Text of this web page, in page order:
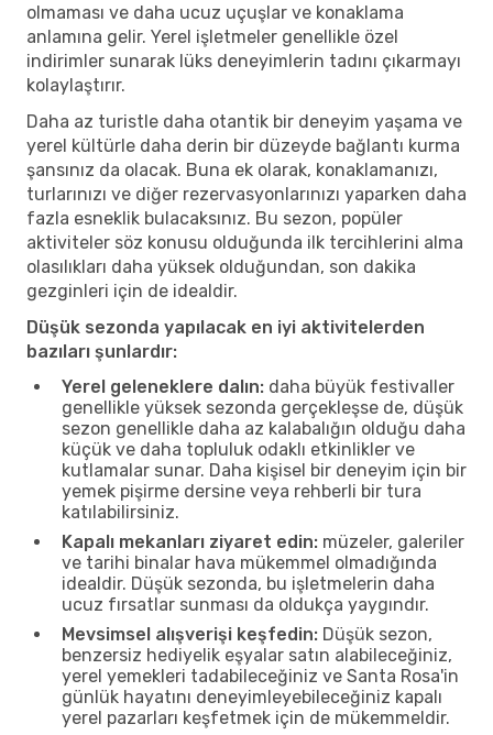
olmaması ve daha ucuz uçuşlar ve konaklama
anlamına gelir. Yerel işletmeler genellikle özel
indirimler sunarak lüks deneyimlerin tadını çıkarmayı
kolaylaştırır.
Daha az turistle daha otantik bir deneyim yaşama ve
yerel kültürle daha derin bir düzeyde bağlantı kurma
şansınız da olacak. Buna ek olarak, konaklamanızı,
turlarınızı ve diğer rezervasyonlarınızı yaparken daha
fazla esneklik bulacaksınız. Bu sezon, popüler
aktiviteler söz konusu olduğunda ilk tercihlerini alma
olasılıkları daha yüksek olduğundan, son dakika
gezginleri için de idealdir.
Düşük sezonda yapılacak en iyi aktivitelerden
bazıları şunlardır:
Yerel geleneklere dalın: daha büyük festivaller
genellikle yüksek sezonda gerçekleşse de, düşük
sezon genellikle daha az kalabalığın olduğu daha
küçük ve daha topluluk odaklı etkinlikler ve
kutlamalar sunar. Daha kişisel bir deneyim için bir
yemek pişirme dersine veya rehberli bir tura
katılabilirsiniz.
Kapalı mekanları ziyaret edin: müzeler, galeriler
ve tarihi binalar hava mükemmel olmadığında
idealdir. Düşük sezonda, bu işletmelerin daha
ucuz fırsatlar sunması da oldukça yaygındır.
Mevsimsel alışverişi keşfedin: Düşük sezon,
benzersiz hediyelik eşyalar satın alabileceğiniz,
yerel yemekleri tadabileceğiniz ve Santa Rosa'in
günlük hayatını deneyimleyebileceğiniz kapalı
yerel pazarları keşfetmek için de mükemmeldir.